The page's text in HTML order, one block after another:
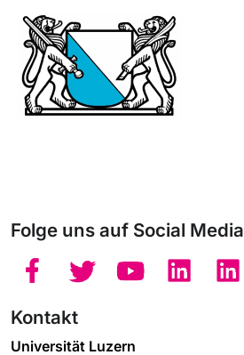
Folge uns auf Social Media
Kontakt
Universität Luzern